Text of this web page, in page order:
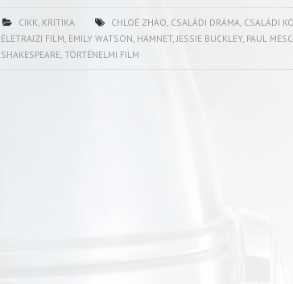
CIKK KRITIKA CHLOÉ ZHAO CSALÁDI DRÁMA CSALÁDI
ÉLETRAJZI FILM EMILY WATSON HAMNET, JESSIE BUCKLEY, PAUL
SHAKESPEARE TÖRTÉNELMI FILM